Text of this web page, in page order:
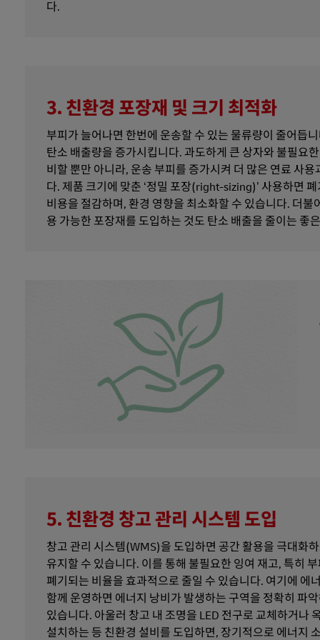
다.
3. 친환경 포장재 및 크기 최적화
부피가 늘어나면 한번에 운송할 수 있는 물류량이 줄어듭
탄소 배출량을 증가시킵니다. 과도하게 큰 상자와 불필요
비할 뿐만 아니라, 운송 부피를 증가시켜 더 많은 연료 사
다. 제품 크기에 맞춘 ‘정밀 포장(right-sizing)’ 사용하면
비용을 절감하며, 환경 영향을 최소화할 수 있습니다. 더불
용 가능한 포장재를 도입하는 것도 탄소 배출을 줄이는 좋
5. 친환경 창고 관리 시스템 도입
창고 관리 시스템(WMS)을 도입하면 공간 활용을 극대화
유지할 수 있습니다. 이를 통해 불필요한 잉여 재고, 특히
폐기되는 비율을 효과적으로 줄일 수 있습니다. 여기에 에
함께 운영하면 에너지 낭비가 발생하는 구역을 정확히 파
있습니다. 아울러 창고 내 조명을 LED 전구로 교체하거나
설치하는 등 친환경 설비를 도입하면, 장기적으로 에너지